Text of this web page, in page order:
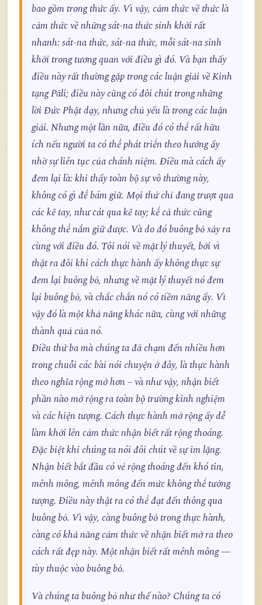
bao gồm trong thức ấy. Vì vậy, cảm thức về thức là
cảm thức về những sát-na thức sinh khởi rất
nhanh: sát-na thức, sát-na thức, mỗi sát-na sinh
khởi trong tương quan với điều gì đó. Và bạn thấy
điều này rất thường gặp trong các luận giải về Kinh
tạng Pāli; điều này cũng có đôi chút trong những
lời Đức Phật dạy, nhưng chủ yếu là trong các luận
giải. Nhưng một lần nữa, điều đó có thể rất hữu
ích nếu người ta có thể phát triển theo hướng ấy
nhờ sự liên tục của chánh niệm. Điều mà cách ấy
đem lại là: khi thấy toàn bộ sự vô thường này,
không có gì để bám giữ. Mọi thứ chỉ đang trượt qua
các kẽ tay, như cát qua kẽ tay; kể cả thức cũng
không thể nắm giữ được. Và do đó buông bỏ xảy ra
cùng với điều đó. Tôi nói về mặt lý thuyết, bởi vì
thật ra đôi khi cách thực hành ấy không thực sự
đem lại buông bỏ, nhưng về mặt lý thuyết nó đem
lại buông bỏ, và chắc chắn nó có tiềm năng ấy. Vì
vậy đó là một khả năng khác nữa, cùng với những
thành quả của nó.
Điều thứ ba mà chúng ta đã chạm đến nhiều hơn
trong chuỗi các bài nói chuyện ở đây, là thực hành
theo nghĩa rộng mở hơn – và như vậy, nhận biết
phần nào mở rộng ra toàn bộ trường kinh nghiệm
và các hiện tượng. Cách thực hành mở rộng ấy dễ
làm khởi lên cảm thức nhận biết rất rộng thoáng.
Đặc biệt khi chúng ta nói đôi chút về sự im lặng.
Nhận biết bắt đầu có vẻ rộng thoáng đến khó tin,
mênh mông, mênh mông đến mức không thể tưởng
tượng. Điều này thật ra có thể đạt đến thông qua
buông bỏ. Vì vậy, càng buông bỏ trong thực hành,
càng có khả năng cảm thức về nhận biết mở ra theo
cách rất đẹp này. Một nhận biết rất mênh mông —
tùy thuộc vào buông bỏ.
Và chúng ta buông bỏ như thế nào? Chúng ta có